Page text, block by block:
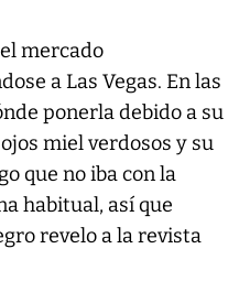
mercado
a Las Vegas. En las
ponerla debido a su
miel verdosos y su
que no iba con la
habitual, así que
revelo a la revista